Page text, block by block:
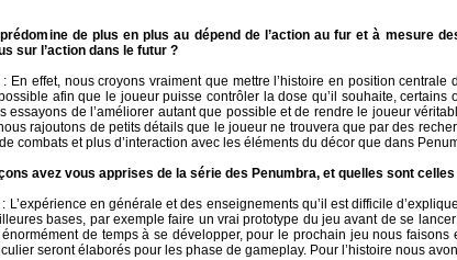
prédomine de plus en plus au dépend de l’action au fur et à mesure
sur l’action dans le futur ?
En effet, nous croyons vraiment que mettre l’histoire en position
afin que le joueur puisse contrôler la dose qu’il souhaite,
essayons de l’améliorer autant que possible et de rendre le joueur
rajoutons de petits détails que le joueur ne trouvera que par des
combats et plus d’interaction avec les éléments du décor que dans
avez vous apprises de la série des Penumbra, et quelles sont
L’expérience en générale et des enseignements qu’il est difficile
bases, par exemple faire un vrai prototype du jeu avant de se
de temps à se développer, pour le prochain jeu nous
seront élaborés pour les phase de gameplay. Pour l’histoire nous